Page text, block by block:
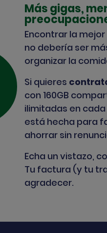
Más gigas,
Encontrar la
no debería ser
organizar la
Si quieres
con 160GB
ilimitadas en
está hecha para
ahorrar sin
Echa un vistazo,
Tu factura (y tu
agradecer.